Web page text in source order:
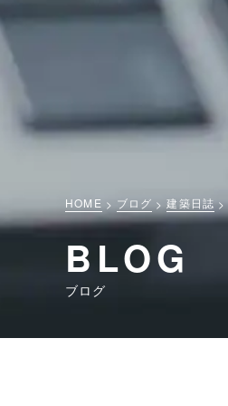
HOME ブログ 建築日誌
BLOG
ブログ